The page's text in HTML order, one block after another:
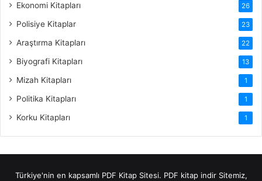
Ekonomi Kitapları 26
Polisiye Kitaplar 23
Araştırma Kitapları 22
Biyografi Kitapları 13
Mizah Kitapları 1
Politika Kitapları 1
Korku Kitapları 1
Türkiye'nin en kapsamlı PDF Kitap Sitesi. PDF kitap indirSitemiz,